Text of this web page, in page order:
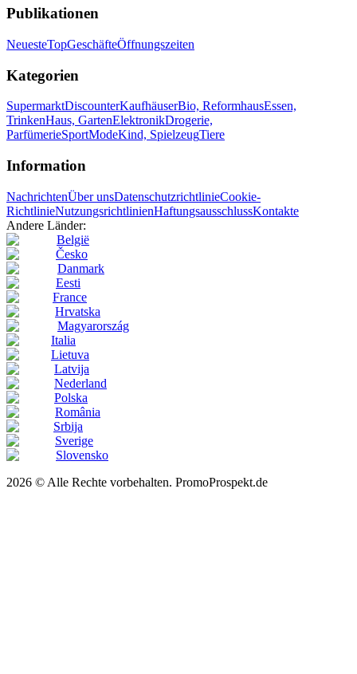
Publikationen
NeuesteTopGeschäfteÖffnungszeiten
Kategorien
SupermarktDiscounterKaufhäuserBio, ReformhausEssen,
TrinkenHaus, GartenElektronikDrogerie,
ParfümerieSportModeKind, SpielzeugTiere
Information
NachrichtenÜber unsDatenschutzrichtlinieCookie-
RichtlinieNutzungsrichtlinienHaftungsausschlussKontakte
Andere Länder:
België
Česko
Danmark
Eesti
France
Hrvatska
Magyarország
Italia
Lietuva
Latvija
Nederland
Polska
România
Srbija
Sverige
Slovensko
2026 © Alle Rechte vorbehalten. PromoProspekt.de